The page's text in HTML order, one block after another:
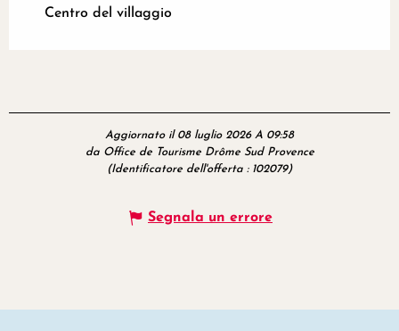
Centro del villaggio
Aggiornato il 08 luglio 2026 A 09:58
da Office de Tourisme Drôme Sud Provence
(Identificatore dell'offerta : 102079)
Segnala un errore